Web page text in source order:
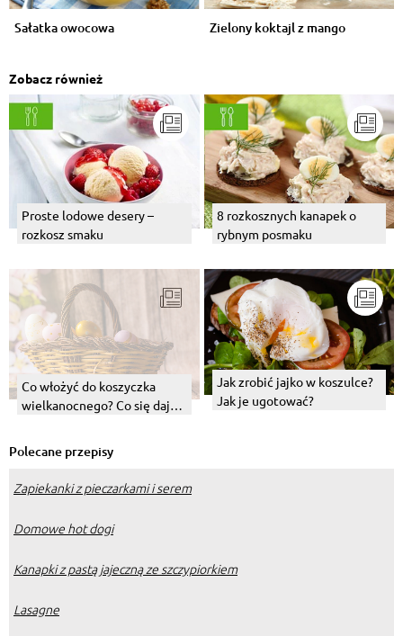
Sałatka owocowa Zielony koktajl z mango
Zobacz również
Proste lodowe desery –
rozkosz smaku
8 rozkosznych kanapek o
rybnym posmaku
Co włożyć do koszyczka
wielkanocnego? Co się daje
Jak zrobić jajko w koszulce?
Jak je ugotować?
Polecane przepisy
Zapiekanki z pieczarkami i serem
Domowe hot dogi
Kanapki z pastą jajeczną ze szczypiorkiem
Lasagne